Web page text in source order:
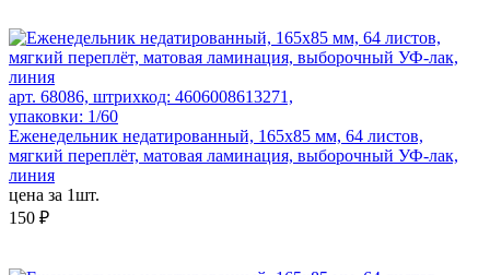
арт. 68086, штрихкод: 4606008613271,
упаковки: 1/60
Еженедельник недатированный, 165х85 мм, 64 листов,
мягкий переплёт, матовая ламинация, выборочный УФ-лак,
линия
цена за 1шт.
150 ₽